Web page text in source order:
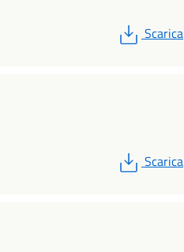
PDF
Scarica
PDF
Scarica